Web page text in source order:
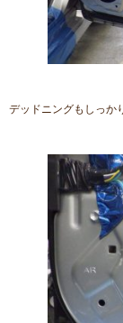
デッドニングもしっか